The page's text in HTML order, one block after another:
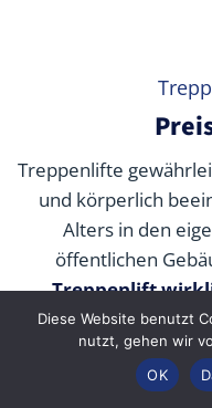
Treppenlifte
und körperlich
Alters in den
öffentlichen
Treppenlift
durchschnittlichen
Modell und wie
Fördermittel und
Diese Website benutzt
nutzt, gehen wir
OK